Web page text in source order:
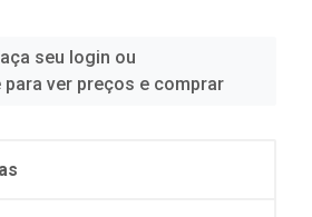
seu login ou
ver preços e comprar